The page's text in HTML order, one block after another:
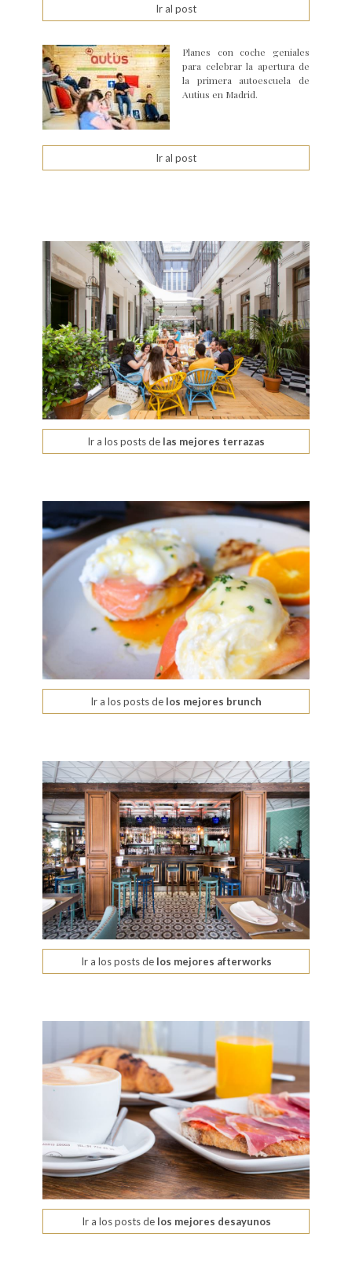
Ir al post
Planes con coche geniales
para celebrar la apertura de
la primera autoescuela de
Autius en Madrid.
Ir al post
Ir a los posts de las mejores terrazas
Ir a los posts de los mejores brunch
Ir a los posts delos mejores afterworks
Ir a los posts delos mejores desayunos